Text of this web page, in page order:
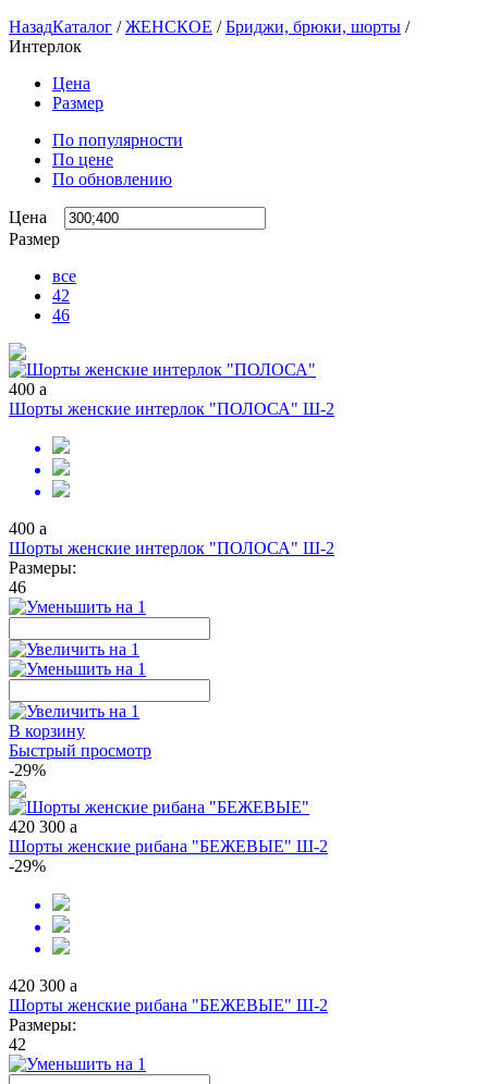
НазадКаталог /ЖЕНСКОЕ /Бриджи, брюки, шорты /
Интерлок
Цена
Размер
По популярности
По цене
По обновлению
Цена
Размер
все
42
46
400 a
Шорты женские интерлок "ПОЛОСА" Ш-2
400 a
Шорты женские интерлок "ПОЛОСА" Ш-2
Размеры:
46
В корзину
Быстрый просмотр
-29%
420 300 a
Шорты женские рибана "БЕЖЕВЫЕ" Ш-2
-29%
420 300 a
Шорты женские рибана "БЕЖЕВЫЕ" Ш-2
Размеры:
42